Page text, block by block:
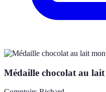
Médaille chocolat au